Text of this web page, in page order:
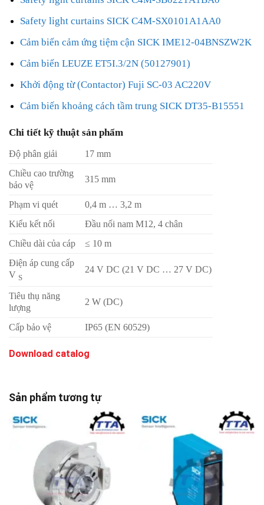
Safety light curtains SICK C4M-SX0101A1AA0
Cảm biến cảm ứng tiệm cận SICK IME12-04BNSZW2K
Cảm biến LEUZE ET5I.3/2N (50127901)
Khởi động từ (Contactor) Fuji SC-03 AC220V
Cảm biến khoảng cách tầm trung SICK DT35-B15551
Chi tiết kỹ thuật sản phẩm
Độ phân giải
17 mm
Chiều cao trường
bảo vệ
315 mm
Phạm vi quét
0,4 m … 3,2 m
Kiểu kết nối
Đầu nối nam M12, 4 chân
Chiều dài của cáp
≤ 10 m
Điện áp cung cấp
V S
24 V DC (21 V DC … 27 V DC)
Tiêu thụ năng
lượng
2 W (DC)
Cấp bảo vệ IP65 (EN 60529)
Download catalog
Sản phẩm tương tự